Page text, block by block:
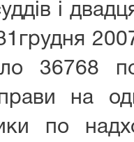
і
36768
на
по